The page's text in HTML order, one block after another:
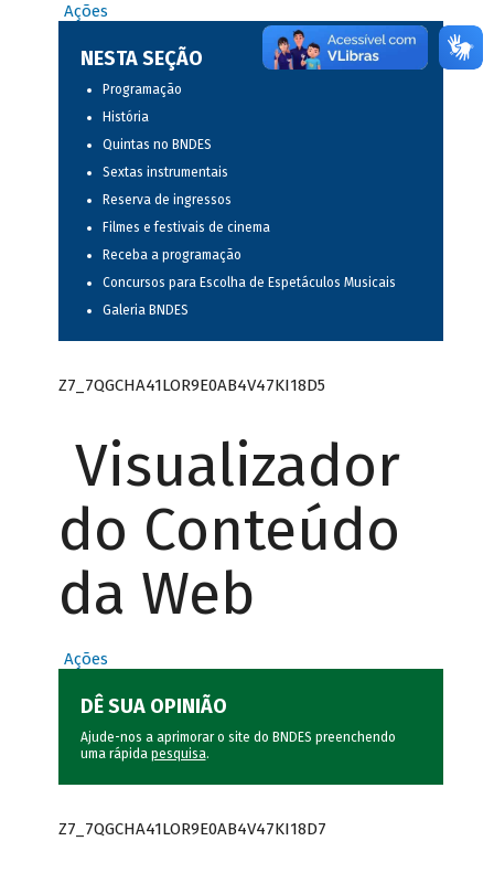
Ações
NESTA SEÇÃO
Programação
História
Quintas no BNDES
Sextas instrumentais
Reserva de ingressos
Filmes e festivais de cinema
Receba a programação
Concursos para Escolha de Espetáculos Musicais
Galeria BNDES
Z7_7QGCHA41LOR9E0AB4V47KI18D5
Visualizador
do Conteúdo
da Web
Ações
DÊ SUA OPINIÃO
Ajude-nos a aprimorar o site do BNDES preenchendo
uma rápida pesquisa.
Z7_7QGCHA41LOR9E0AB4V47KI18D7